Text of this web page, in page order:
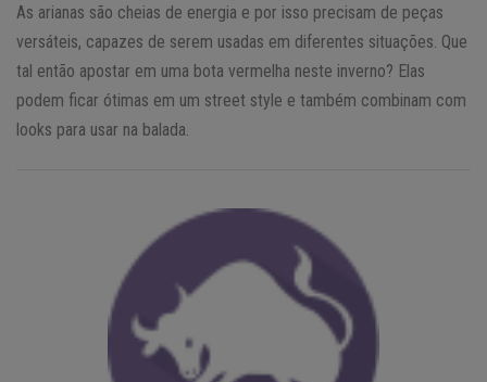
As arianas são cheias de energia e por isso precisam de peças
versáteis, capazes de serem usadas em diferentes situações. Que
tal então apostar em uma bota vermelha neste inverno? Elas
podem ficar ótimas em um street style e também combinam com
looks para usar na balada.